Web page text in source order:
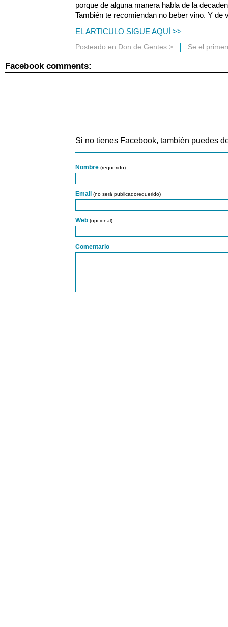
porque de alguna manera habla de la
También te recomiendan no beber vino. Y de
EL ARTICULO SIGUE AQUÍ >>
Posteado en Don de Gentes > Se el
Facebook comments:
Si no tienes Facebook, también puedes
Nombre (requerido)
Email (no será publicadorequerido)
Web (opcional)
Comentario